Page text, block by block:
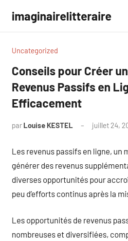
contenu
imaginairelitteraire
Uncategorized
Conseils pour Créer
Revenus Passifs en
Efficacement
par Louise KESTEL juillet 24,
Les revenus passifs en ligne, un
générer des revenus
diverses opportunités pour
peu d’efforts continus après la
Les opportunités de revenus
nombreuses et diversifiées,